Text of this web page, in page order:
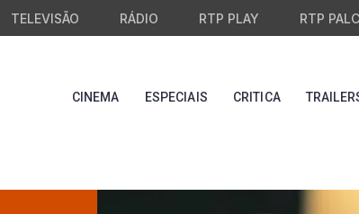
TELEVISÃO RÁDIO RTP PLAY RTP
CINEMA ESPECIAIS CRITICA